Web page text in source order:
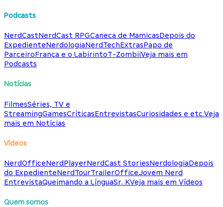
Podcasts
NerdCastNerdCast RPGCaneca de MamicasDepois do
ExpedienteNerdologiaNerdTechExtrasPapo de
ParceiroFrança e o LabirintoT-ZombiiVeja mais em
Podcasts
Notícias
FilmesSéries, TV e
StreamingGamesCríticasEntrevistasCuriosidades e etc.Veja
mais em Notícias
Vídeos
NerdOfficeNerdPlayerNerdCast StoriesNerdologiaDepois
do ExpedienteNerdTourTrailerOfficeJovem Nerd
EntrevistaQueimando a LínguaSr. KVeja mais em Vídeos
Quem somos